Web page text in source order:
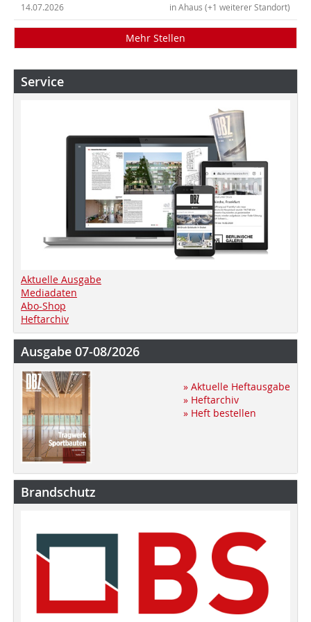
in Ahaus (+1 weiterer Standort)
14.07.2026
Mehr Stellen
Service
Aktuelle Ausgabe
Mediadaten
Abo-Shop
Heftarchiv
Ausgabe 07-08/2026
» Aktuelle Heftausgabe
» Heftarchiv
» Heft bestellen
Brandschutz